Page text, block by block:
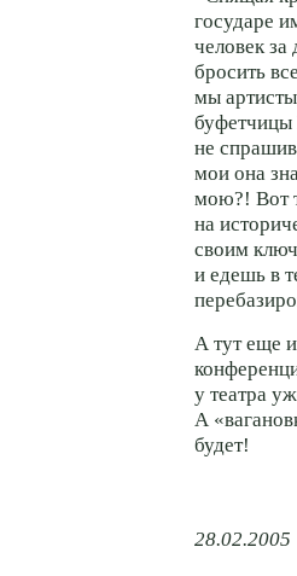
государе
человек
бросить
мы
буфетчицы
не
мои она
мою?! Вот
на
своим
и едешь в
А тут еще
у театра
А
будет!
28.02.2005